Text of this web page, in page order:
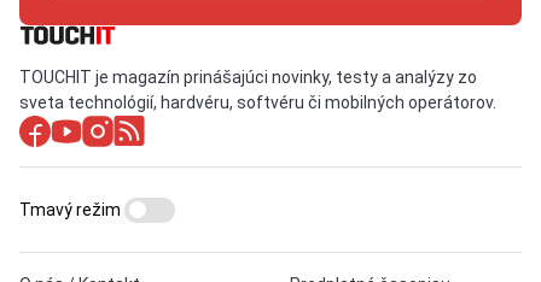
TOUCHIT je magazín prinášajúci novinky, testy a analýzy zo
sveta technológií, hardvéru, softvéru či mobilných operátorov.
Tmavý režim